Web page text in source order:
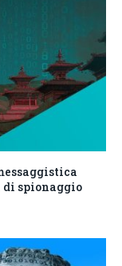
di spionaggio